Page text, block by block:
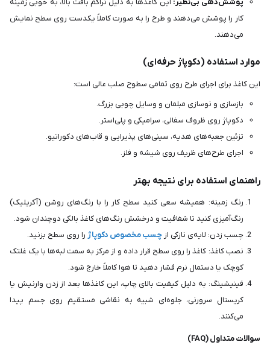
پوشش‌دهی بی‌نظیر: این کاغذها به دلیل تراکم بافت بالا، به خوبی زمینه
کار را پوشش می‌دهند و طرح را به صورت کاملاً یکدست روی سطح نمایش
می‌دهند.
موارد استفاده (دکوپاژ حرفه‌ای)
این کاغذ برای اجرای طرح روی تمامی سطوح صلب عالی است:
بازسازی و نوسازی مبلمان و وسایل چوبی بزرگ.
دکوپاژ روی ظروف سفالی، سرامیکی و پلی‌استر.
تزئین جعبه‌های هدیه، سینی‌های پذیرایی و قاب‌های دکوراتیو.
اجرای طرح‌های ظریف روی شیشه و فلز.
راهنمای استفاده برای نتیجه بهتر
رنگ زمینه: همیشه سعی کنید سطح کار را با رنگ‌های روشن (آکریلیک)
رنگ‌آمیزی کنید تا شفافیت و درخشش رنگ‌های کاغذ بالکی دوچندان شود.
چسب زدن: لایه‌ی نازکی از چسب مخصوص دکوپاژ را روی سطح بزنید.
نصب کاغذ: کاغذ را روی سطح قرار داده و از مرکز به سمت لبه‌ها با یک غلتک
کوچک یا دستمال نرم فشار دهید تا هوا کاملاً خارج شود.
فینیشینگ: به دلیل کیفیت بالای چاپ، این کاغذها بعد از زدن وارنیش یا
کریستال سرورنی، جلوه‌ای شبیه به نقاشی مستقیم روی جسم پیدا
می‌کنند.
سوالات متداول (FAQ)